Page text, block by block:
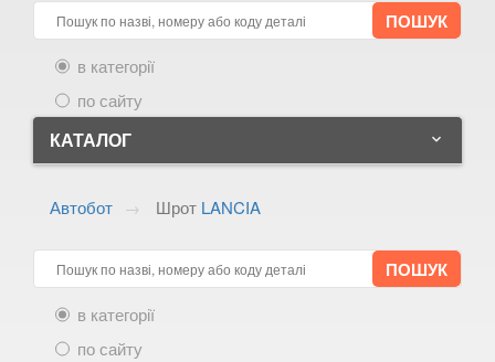
в категорії
по сайту
КАТАЛОГ keyboard_arrow_down
BMW keyboard_arrow_down
CITROEN
Автобот Шрот LANCIA
в категорії
по сайту